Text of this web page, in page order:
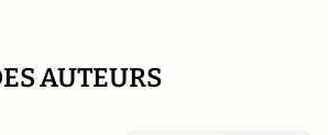
AUTEURS